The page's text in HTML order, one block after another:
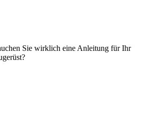
Sie wirklich eine Anleitung für Ihr